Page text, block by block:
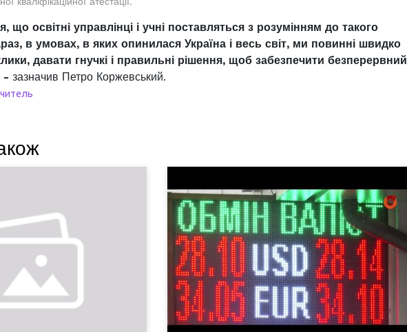
що освітні управлінці і учні поставляться з розумінням до такого
в умовах, в яких опинилася Україна і весь світ, ми повинні швидко
давати гнучкі і правильні рішення, щоб забезпечити безперервний
- зазначив Петро Коржевський.